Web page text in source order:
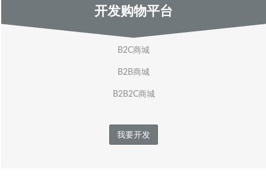
开发购物平台
B2C商城
B2B商城
B2B2C商城
我要开发